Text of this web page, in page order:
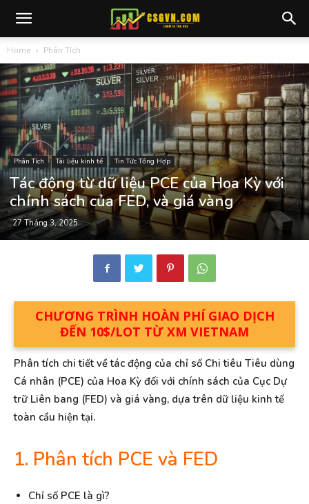
Home Phân Tích
Phân Tích Tài liệu kinh tế Tin Tức Tổng Hợp
Tác động từ dữ liệu PCE của Hoa Kỳ với
chính sách của FED, và giá vàng
27 Tháng 3, 2025
CHƯƠNG TRÌNH HOÀN PHÍ GIAO DỊCH
ĐẾN 10$/LOT TỪ XM VIETNAM
Phân tích chi tiết về tác động của chỉ số Chi tiêu Tiêu dùng
Cá nhân (PCE) của Hoa Kỳ đối với chính sách của Cục Dự
trữ Liên bang (FED) và giá vàng, dựa trên dữ liệu kinh tế
toàn cầu hiện tại.
1. Phân tích PCE và FED
Chỉ số PCE là gì?